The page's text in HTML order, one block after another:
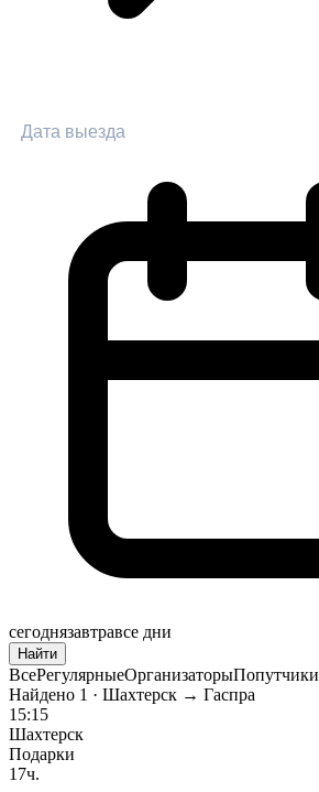
сегоднязавтравсе дни
Найти
ВсеРегулярныеОрганизаторыПопутчики
Найдено 1 · Шахтерск → Гаспра
15:15
Шахтерск
Подарки
17ч.